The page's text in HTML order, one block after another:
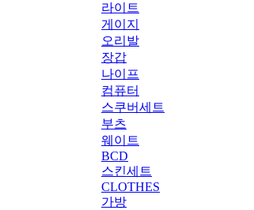
라이트
게이지
오리발
장갑
나이프
컴퓨터
스쿠버세트
부츠
웨이트
BCD
스킨세트
CLOTHES
가방